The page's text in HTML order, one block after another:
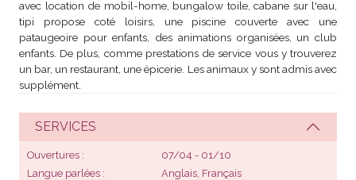
avec location de mobil-home, bungalow toile, cabane sur l'eau,
tipi propose coté loisirs, une piscine couverte avec une
pataugeoire pour enfants, des animations organisées, un club
enfants. De plus, comme prestations de service vous y trouverez
un bar, un restaurant, une épicerie. Les animaux y sont admis avec
supplément.
SERVICES
Ouvertures
07/04 - 01/10
Langue parlées
Anglais, Français